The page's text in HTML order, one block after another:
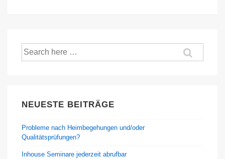
Suche
nach:
NEUESTE BEITRÄGE
Probleme nach Heimbegehungen und/oder
Qualitätsprüfungen?
Inhouse Seminare jederzeit abrufbar